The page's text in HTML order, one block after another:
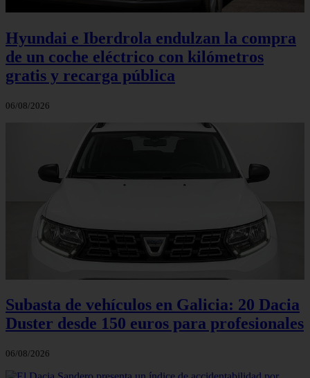
Hyundai e Iberdrola endulzan la compra
de un coche eléctrico con kilómetros
gratis y recarga pública
06/08/2026
Subasta de vehículos en Galicia: 20 Dacia
Duster desde 150 euros para profesionales
06/08/2026